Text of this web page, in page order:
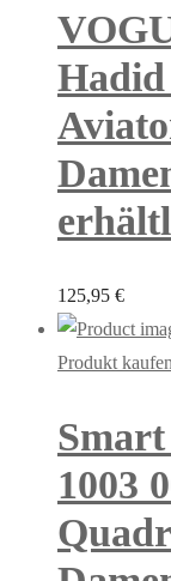
Hadid
125,95 €
Produkt kaufen
1003